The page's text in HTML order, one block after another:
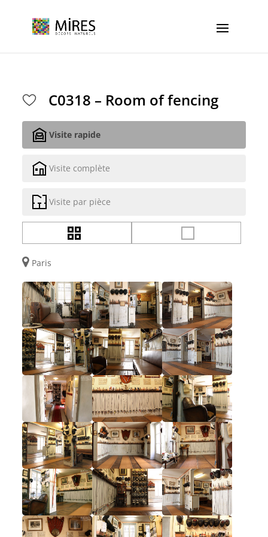
C0318 – Room of fencing
Visite rapide
Visite complète
Visite par pièce
Paris